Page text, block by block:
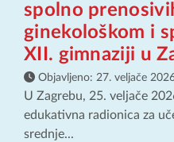
spolno
ginekološkom i
XII. gimnaziji u
Objavljeno: 27. veljače
U Zagrebu, 25. veljače
edukativna radionica za
srednje...